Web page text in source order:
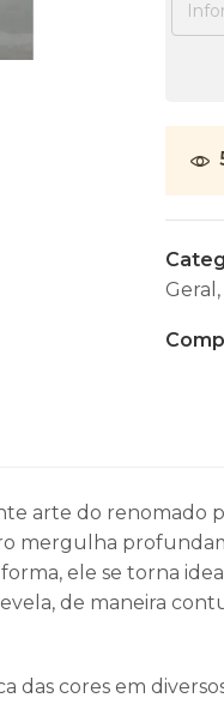
Geral ,
arte do renomado
mergulha
ele se torna
de maneira
das cores em